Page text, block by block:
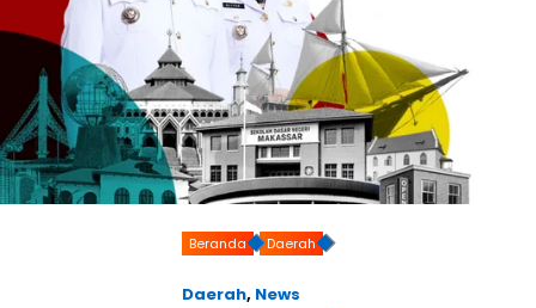
Beranda Daerah
Daerah, News